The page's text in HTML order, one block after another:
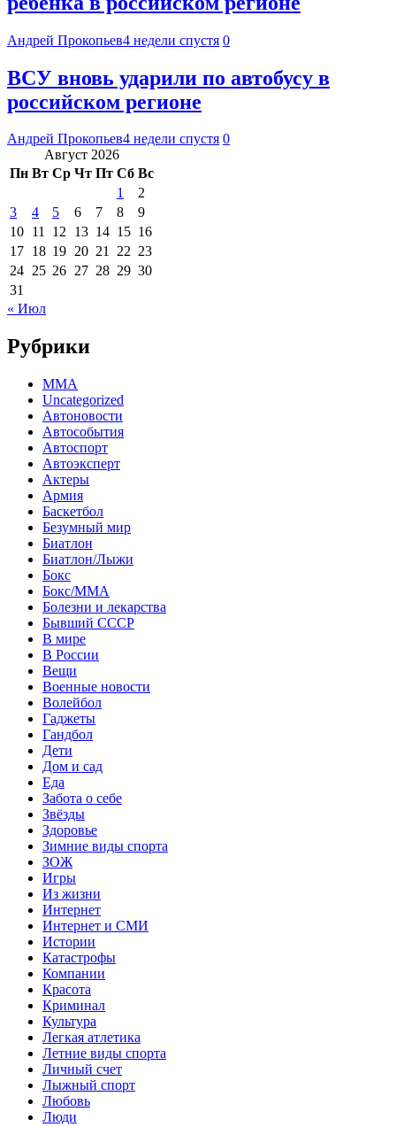
Андрей Прокопьев4 недели спустя 0
ВСУ вновь ударили по автобусу в
российском регионе
Андрей Прокопьев4 недели спустя 0
Август 2026
Пн Вт Ср Чт Пт Сб Вс
1
2
3
4 5 6 7 8
9
10 11 12 13 14 15 16
17 18 19 20 21 22 23
24 25 26 27 28 29 30
31
« Июл
Рубрики
MMA
Uncategorized
Автоновости
Автособытия
Автоспорт
Автоэксперт
Актеры
Армия
Баскетбол
Безумный мир
Биатлон
Биатлон/Лыжи
Бокс
Бокс/MMA
Болезни и лекарства
Бывший СССР
В мире
В России
Вещи
Военные новости
Волейбол
Гаджеты
Гандбол
Дети
Дом и сад
Еда
Забота о себе
Звёзды
Здоровье
Зимние виды спорта
ЗОЖ
Игры
Из жизни
Интернет
Интернет и СМИ
Истории
Катастрофы
Компании
Красота
Криминал
Культура
Легкая атлетика
Летние виды спорта
Личный счет
Лыжный спорт
Любовь
Люди